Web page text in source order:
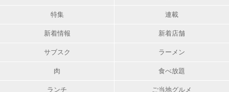
特集 連載
新着情報 新着店舗
サブスク ラーメン
肉 食べ放題
ランチ ご当地グルメ